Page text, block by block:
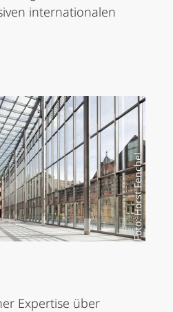
internationalen
Foto: Horst Fenchel
Expertise über